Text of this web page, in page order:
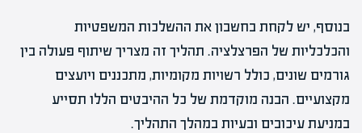
בנוסף, יש לקחת בחשבון את ההשלכות המשפטיות
והכלכליות של הפרצלציה. תהליך זה מצריך שיתוף פעולה בין
גורמים שונים, כולל רשויות מקומיות, מתכננים ויועצים
מקצועיים. הבנה מוקדמת של כל ההיבטים הללו תסייע
במניעת עיכובים ובעיות במהלך התהליך.